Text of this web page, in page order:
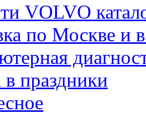
VOLVO
по Москве и
в праздники